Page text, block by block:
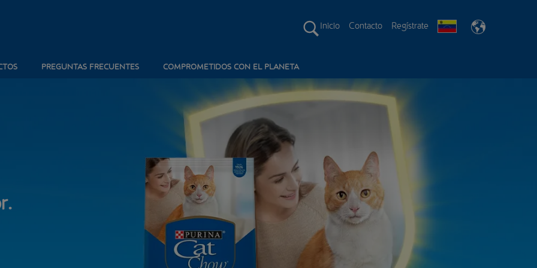
Inicio Contacto Regístrate
PREGUNTAS FRECUENTES COMPROMETIDOS CON EL PLANETA